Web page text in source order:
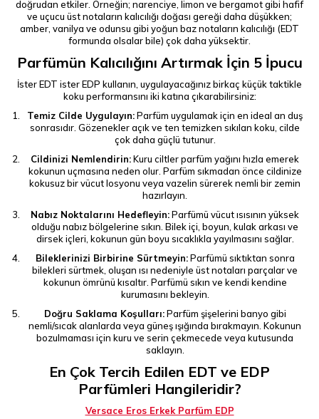
doğrudan etkiler. Örneğin; narenciye, limon ve bergamot gibi hafif
ve uçucu üst notaların kalıcılığı doğası gereği daha düşükken;
amber, vanilya ve odunsu gibi yoğun baz notaların kalıcılığı (EDT
formunda olsalar bile) çok daha yüksektir.
Parfümün Kalıcılığını Artırmak İçin 5 İpucu
İster EDT ister EDP kullanın, uygulayacağınız birkaç küçük taktikle
koku performansını iki katına çıkarabilirsiniz:
Temiz Cilde Uygulayın:Parfüm uygulamak için en ideal an duş
sonrasıdır. Gözenekler açık ve ten temizken sıkılan koku, cilde
çok daha güçlü tutunur.
Cildinizi Nemlendirin:Kuru ciltler parfüm yağını hızla emerek
kokunun uçmasına neden olur. Parfüm sıkmadan önce cildinize
kokusuz bir vücut losyonu veya vazelin sürerek nemli bir zemin
hazırlayın.
Nabız Noktalarını Hedefleyin:Parfümü vücut ısısının yüksek
olduğu nabız bölgelerine sıkın. Bilek içi, boyun, kulak arkası ve
dirsek içleri, kokunun gün boyu sıcaklıkla yayılmasını sağlar.
Bileklerinizi Birbirine Sürtmeyin:Parfümü sıktıktan sonra
bilekleri sürtmek, oluşan ısı nedeniyle üst notaları parçalar ve
kokunun ömrünü kısaltır. Parfümü sıkın ve kendi kendine
kurumasını bekleyin.
Doğru Saklama Koşulları:Parfüm şişelerini banyo gibi
nemli/sıcak alanlarda veya güneş ışığında bırakmayın. Kokunun
bozulmaması için kuru ve serin çekmecede veya kutusunda
saklayın.
En Çok Tercih Edilen EDT ve EDP
Parfümleri Hangileridir?
Versace Eros Erkek Parfüm EDP